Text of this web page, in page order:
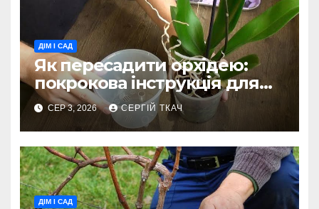
ДІМ І САД
Як пересадити орхідею:
покрокова інструкція для
фаленопсиса
СЕР 3, 2026 СЕРГІЙ ТКАЧ
ДІМ І САД